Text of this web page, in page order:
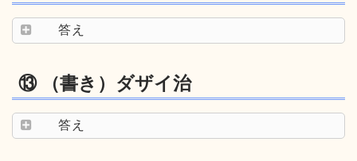
答え
⑬ （書き）ダザイ治
答え